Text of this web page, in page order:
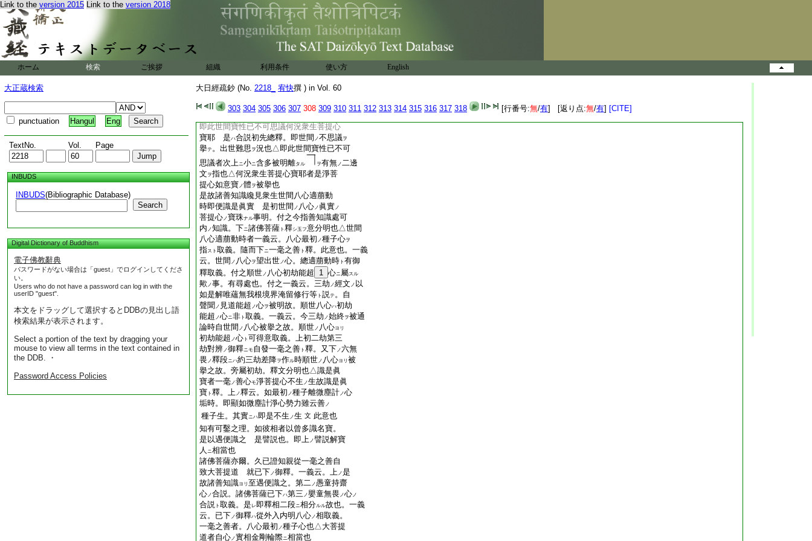
Link to the version 2015 Link to the version 2018
ホーム 検索 ご挨拶 組織 利用条件 使い方 English
大正蔵検索
punctuation Hangul Eng
TextNo. Vol. Page
INBUDS
INBUDS(Bibliographic Database)
Search
Digital Dictionary of Buddhism
電子佛教辭典
パスワードがない場合は「guest」でログインしてくださ
い。
Users who do not have a password can log in with the
userID "guest".
本文をドラッグして選択するとDDBの見出し語
検索結果が表示されます。
Select a portion of the text by dragging your
mouse to view all terms in the text contained in
the DDB. ・
Password Access Policies
大日經疏鈔 (No. 2218_ 宥快撰 ) in Vol. 60
303 304 305 306 307 308 309 310 311 312 313 314 315 316 317 318 [行番号:無/有] [返り点:無/有] [CITE]
大日經疏第二末鈔 2 終
大日經疏第二末鈔卷第七十
下半五日
即此世間寶性等 上來至 三劫寶珠
譬
説ノ 釋ノ終先度了簡畢。已下合説 釋 ノ
初至我
今悉開衍也一段
文 付 可有了簡。此一段
文。初巧拙ノ二行ヲ別釋ン。後雖巧拙難易ノ下ハ 總
即此世間寶性已不可思議何況衆生菩提心
寶耶 是ハ合説初先總釋。即世間 ノ不思議ヲ
擧テ。出世難思 ヲ況也△即此世間寶性已不可
思議者次上ニ小ニ含多被明離タル ヲ有無ノ二邊
文 ヲ指也△何況衆生菩提心寶耶者是淨菩
提心如意寶ノ體 ヲ被擧也
是故諸善知識纔見衆生世間八心適萠動
時即便識是眞實 是初世間 ノ 八心ノ 眞實ノ
菩提心ノ寶珠ナル事明。付之今指善知識處可
内 ノ知識。下ニ諸佛菩薩 ト 釋シ玉フ意分明也△世間
八心適萠動時者一義云。八心最初 ノ種子心ヲ
指スト 取義。隨而下ニ一毫之善 ト 釋。此意也。一義
云。世間 ノ 八心ヲ望出世ノ心。總適萠動時 ト 有御
釋取義。付之順世ノ 八心初劫能超 1 心ニ屬スル
歟 ノ事。有尋處也。付之一義云。三劫 ノ經文 ノ 以
如是解唯蘊無我根境界淹留修行等 ト 説テ。自
聲聞 ノ 見道能超 ノ心ヲ被明故。順世八心ハ初劫
能超 ノ心ニ非 ト 取義。一義云。今三劫 ノ始終ヲ被通
論時自世間 ノ 八心被擧之故。順世ノ 八心ヨリ
初劫能超 ノ心 ト 可得意取義。上初二劫第三
劫對辨ノ御釋ニモ自發一毫之善 ト 釋。又下ノ六無
畏ノ釋段ニハ約三劫差降ヲ作ル時順世ノ 八心ヨリ 被
擧之故。旁屬初劫。釋文分明也△識是眞
寶者一毫ノ善心モ淨菩提心不生 ノ生故識是眞
寶 ト 釋。上ノ釋云。如最初 ノ種子離微塵計ノ心
垢時。即顯如微塵計淨心勢力雖云善ノ
種子生。其實ニハ即是不生 ノ生 文 此意也
知有可鑿之理。如彼相者以曾多識名寶。
是以遇便識之 是譬説也。即上ノ譬説解寶
人 ニ相當也
諸佛菩薩亦爾。久已證知親從一毫之善自
致大菩提道 就已下ノ御釋。一義云。上ノ是
故諸善知識ヨリ 至遇便識之。第二ノ愚童持齋
心ノ合説。諸佛菩薩已下ハ第三 ノ嬰童無畏ノ心ノ
合説 ト 取義。是 レ 即釋相二段ニ相分ルル故也。一義
云。已下ノ御釋ハ從外入内明八心ノ相取義。
一毫之善者。八心最初 ノ種子心也△大菩提
道者自心ノ實相金剛輪際ニ相當也